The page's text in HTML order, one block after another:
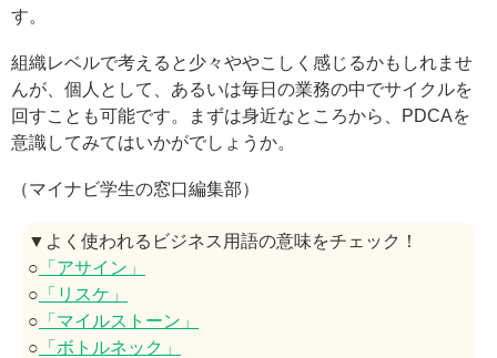
す。
組織レベルで考えると少々ややこしく感じるかもしれませ
んが、個人として、あるいは毎日の業務の中でサイクルを
回すことも可能です。まずは身近なところから、PDCAを
意識してみてはいかがでしょうか。
（マイナビ学生の窓口編集部）
▼よく使われるビジネス用語の意味をチェック！
○ 「アサイン」
○ 「リスケ」
○ 「マイルストーン」
○ 「ボトルネック」